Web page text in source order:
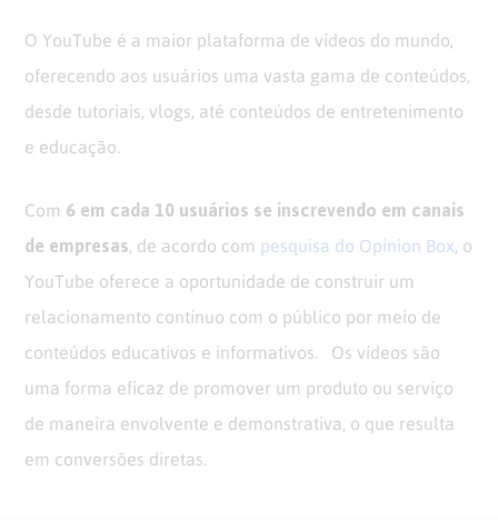
O YouTube é a maior plataforma de vídeos do mundo,
oferecendo aos usuários uma vasta gama de conteúdos,
desde tutoriais, vlogs, até conteúdos de entretenimento
e educação.
Com 6 em cada 10 usuários se inscrevendo em canais
de empresas , de acordo com pesquisa do Opinion Box , o
YouTube oferece a oportunidade de construir um
relacionamento contínuo com o público por meio de
conteúdos educativos e informativos. Os vídeos são
uma forma eficaz de promover um produto ou serviço
de maneira envolvente e demonstrativa, o que resulta
em conversões diretas.